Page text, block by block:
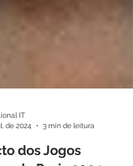
de 2024
3 min de leitura